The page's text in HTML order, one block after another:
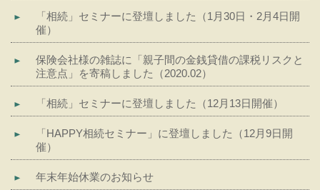
「相続」セミナーに登壇しました（1月30日・2月4日開
催）
保険会社様の雑誌に「親子間の金銭貸借の課税リスクと
注意点」を寄稿しました（2020.02）
「相続」セミナーに登壇しました（12月13日開催）
「HAPPY相続セミナー」に登壇しました（12月9日開
催）
年末年始休業のお知らせ